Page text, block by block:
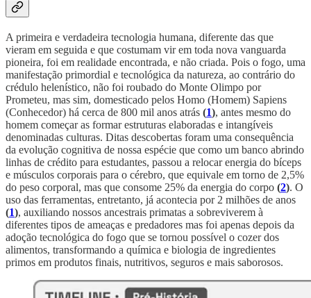
A primeira e verdadeira tecnologia humana, diferente das que
vieram em seguida e que costumam vir em toda nova vanguarda
pioneira, foi em realidade encontrada, e não criada. Pois o fogo, uma
manifestação primordial e tecnológica da natureza, ao contrário do
crédulo helenístico, não foi roubado do Monte Olimpo por
Prometeu, mas sim, domesticado pelos Homo (Homem) Sapiens
(Conhecedor) há cerca de 800 mil anos atrás (1), antes mesmo do
homem começar as formar estruturas elaboradas e intangíveis
denominadas culturas. Ditas descobertas foram uma consequência
da evolução cognitiva de nossa espécie que como um banco abrindo
linhas de crédito para estudantes, passou a relocar energia do bíceps
e músculos corporais para o cérebro, que equivale em torno de 2,5%
do peso corporal, mas que consome 25% da energia do corpo (2). O
uso das ferramentas, entretanto, já acontecia por 2 milhões de anos
(1), auxiliando nossos ancestrais primatas a sobreviverem à
diferentes tipos de ameaças e predadores mas foi apenas depois da
adoção tecnológica do fogo que se tornou possível o cozer dos
alimentos, transformando a química e biologia de ingredientes
primos em produtos finais, nutritivos, seguros e mais saborosos.